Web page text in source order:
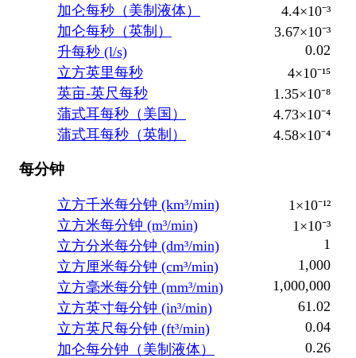
加仑每秒（美制液体）
4.4×10⁻³
加仑每秒（英制）
3.67×10⁻³
升每秒 (l/s)
0.02
立方英里每秒
4×10⁻¹⁵
英亩-英尺每秒
1.35×10⁻⁸
蒲式耳每秒（美国）
4.73×10⁻⁴
蒲式耳每秒（英制）
4.58×10⁻⁴
每分钟
立方千米每分钟 (km³/min)
1×10⁻¹²
立方米每分钟 (m³/min)
1×10⁻³
立方分米每分钟 (dm³/min)
1
立方厘米每分钟 (cm³/min)
1,000
立方毫米每分钟 (mm³/min)
1,000,000
立方英寸每分钟 (in³/min)
61.02
立方英尺每分钟 (ft³/min)
0.04
加仑每分钟（美制液体）
0.26